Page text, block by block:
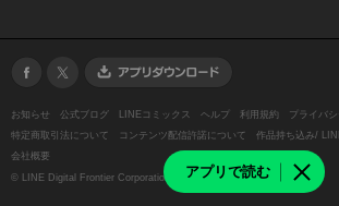
アプリで読む
お知らせ 公式ブログ LINEコミックス ヘルプ 利用規約
プライバ
特定商取引法について
コンテンツ配信許諾について 作品持ち込み/
会社概要
© LINE Digital Frontier Corporation